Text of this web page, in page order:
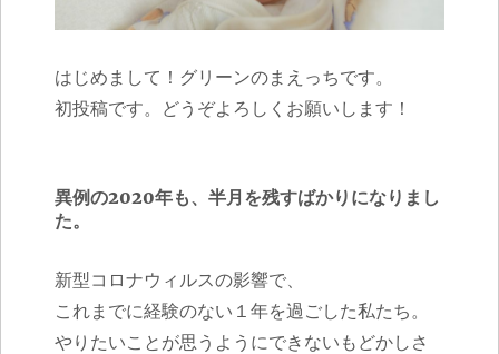
はじめまして！グリーンのまえっちです。
初投稿です。どうぞよろしくお願いします！
異例の2020年も、半月を残すばかりになりまし
た。
新型コロナウィルスの影響で、
これまでに経験のない１年を過ごした私たち。
やりたいことが思うようにできないもどかしさ